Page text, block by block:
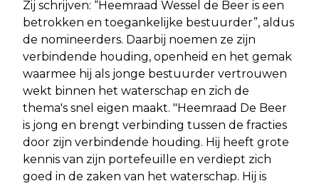
Zij schrijven: “Heemraad Wessel de Beer is een
betrokken en toegankelijke bestuurder”, aldus
de nomineerders. Daarbij noemen ze zijn
verbindende houding, openheid en het gemak
waarmee hij als jonge bestuurder vertrouwen
wekt binnen het waterschap en zich de
thema's snel eigen maakt. "Heemraad De Beer
is jong en brengt verbinding tussen de fracties
door zijn verbindende houding. Hij heeft grote
kennis van zijn portefeuille en verdiept zich
goed in de zaken van het waterschap. Hij is